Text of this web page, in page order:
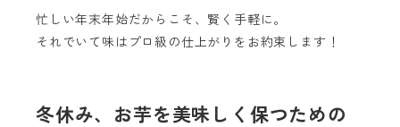
忙しい年末年始だからこそ、賢く手軽に。
それでいて味はプロ級の仕上がりをお約束します！
冬休み、お芋を美味しく保つための